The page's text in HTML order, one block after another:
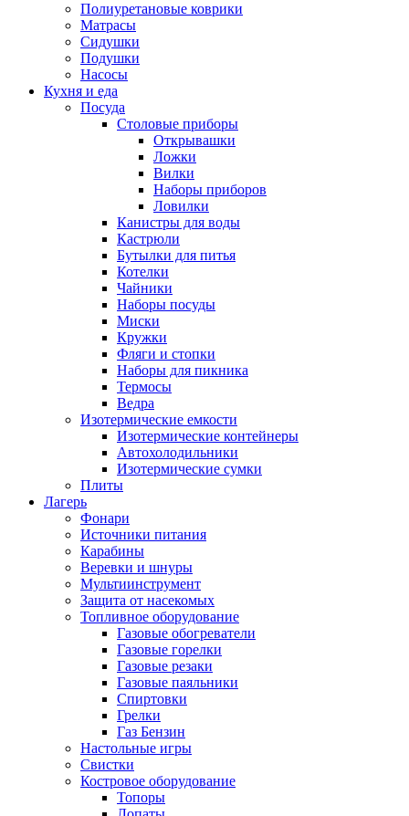
Полиуретановые коврики
Матрасы
Сидушки
Подушки
Насосы
Кухня и еда
Посуда
Столовые приборы
Открывашки
Ложки
Вилки
Наборы приборов
Ловилки
Канистры для воды
Кастрюли
Бутылки для питья
Котелки
Чайники
Наборы посуды
Миски
Кружки
Фляги и стопки
Наборы для пикника
Термосы
Ведра
Изотермические емкости
Изотермические контейнеры
Автохолодильники
Изотермические сумки
Плиты
Лагерь
Фонари
Источники питания
Карабины
Веревки и шнуры
Мультиинструмент
Защита от насекомых
Топливное оборудование
Газовые обогреватели
Газовые горелки
Газовые резаки
Газовые паяльники
Спиртовки
Грелки
Газ Бензин
Настольные игры
Свистки
Костровое оборудование
Топоры